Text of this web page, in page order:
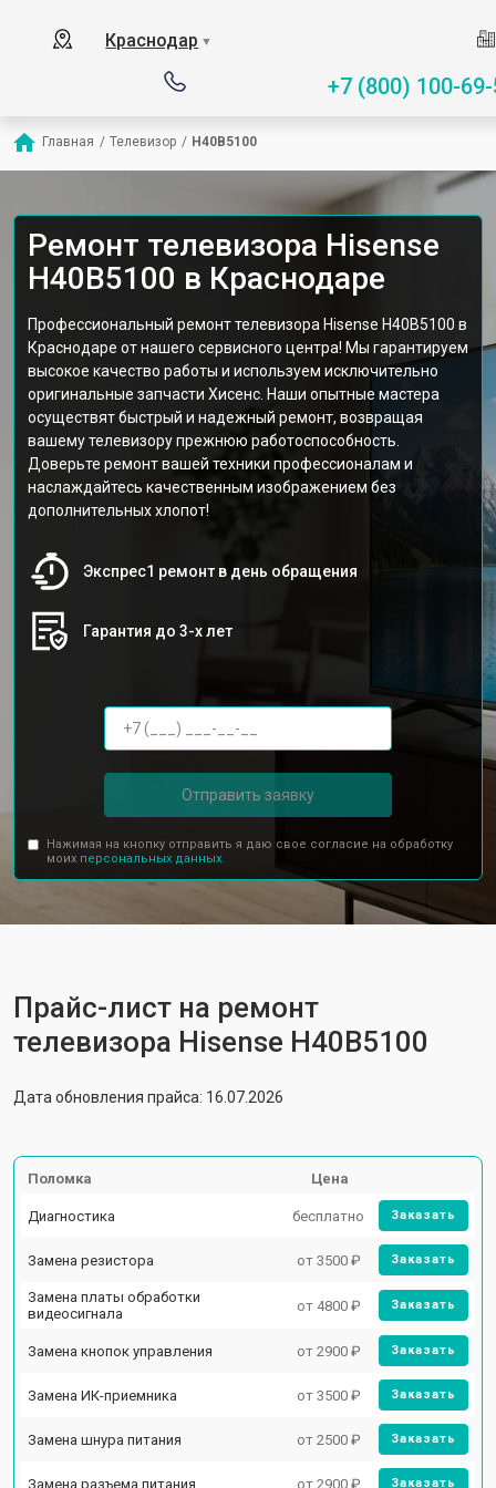
Краснодар ▼
+7 (800) 100-
Главная / Телевизор / H40B5100
Ремонт телевизора Hisense
H40B5100 в Краснодаре
Профессиональный ремонт телевизора Hisense H40B5100 в
Краснодаре от нашего сервисного центра! Мы гарантируем
высокое качество работы и используем исключительно
оригинальные запчасти Хисенс. Наши опытные мастера
осуществят быстрый и надежный ремонт, возвращая
вашему телевизору прежнюю работоспособность.
Доверьте ремонт вашей техники профессионалам и
наслаждайтесь качественным изображением без
дополнительных хлопот!
Экспрес1 ремонт в день обращения
Гарантия до 3-х лет
Отправить заявку
Нажимая на кнопку отправить я даю свое согласие на обработку
моих персональных данных.
Прайс-лист на ремонт
телевизора Hisense H40B5100
Дата обновления прайса: 16.07.2026
Поломка Цена
Диагностика бесплатно Заказать
Замена резистора от 3500 ₽ Заказать
Замена платы обработки
видеосигнала
от 4800 ₽ Заказать
Замена кнопок управления от 2900 ₽ Заказать
Замена ИК-приемника от 3500 ₽ Заказать
Замена шнура питания от 2500 ₽ Заказать
Замена разъема питания от 2900 ₽ Заказать